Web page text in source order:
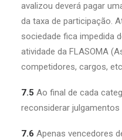
avalizou deverá pagar
da taxa de participação.
sociedade fica impedida
atividade da FLASOMA
competidores, cargos,
7.5 Ao final de cada
reconsiderar julgamentos
7.6 Apenas vencedores